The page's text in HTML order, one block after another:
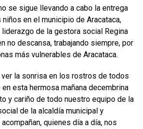
se sigue llevando a cabo la entrega
en el municipio de Aracataca,
de la gestora social Regina
no descansa, trabajando siempre, por
más vulnerables de Aracataca.
la sonrisa en los rostros de todos
esta hermosa mañana decembrina
y cariño de todo nuestro equipo de la
de la alcaldía municipal y
quienes día a día, nos